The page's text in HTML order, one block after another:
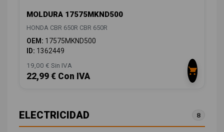
MOLDURA 17575MKND500
HONDA CBR 650R CBR 650R
OEM: 17575MKND500
ID: 1362449
19,00 € Sin IVA
22,99 € Con IVA
ELECTRICIDAD 8